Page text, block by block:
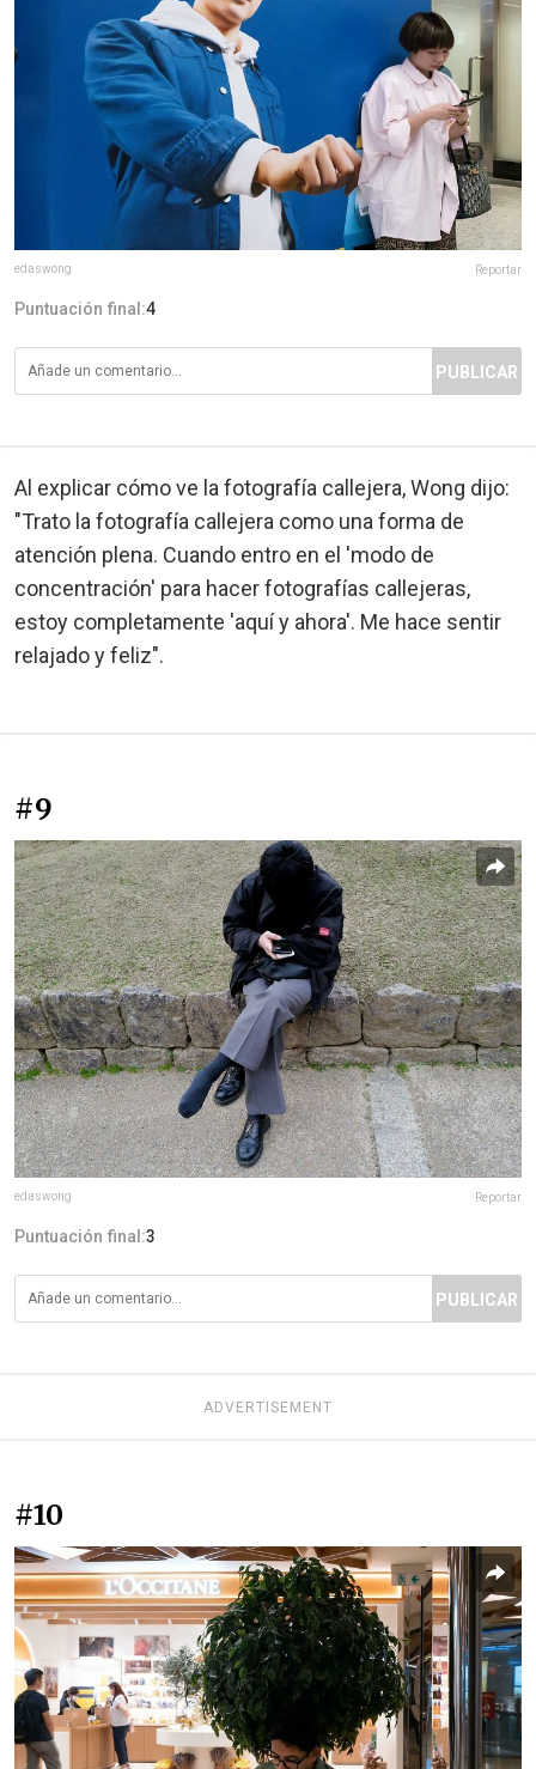
edaswong Reportar
Puntuación final:4
PUBLICAR
Al explicar cómo ve la fotografía callejera, Wong dijo:
"Trato la fotografía callejera como una forma de
atención plena. Cuando entro en el 'modo de
concentración' para hacer fotografías callejeras,
estoy completamente 'aquí y ahora'. Me hace sentir
relajado y feliz".
#9
edaswong Reportar
Puntuación final:3
PUBLICAR
ADVERTISEMENT
#10